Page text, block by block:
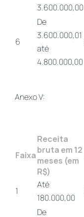
3.600.000,00
6
De
3.600.000,01
até
4.800.000,00
Anexo V:
Faixa
Receita
bruta em 12
meses (em
R$)
1
Até
180.000,00
De